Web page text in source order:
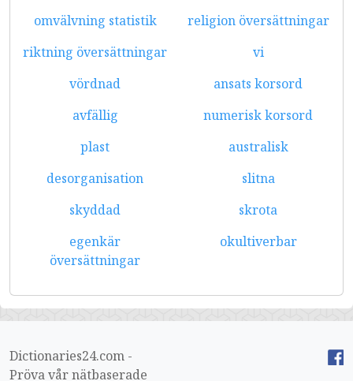
omvälvning statistik
religion översättningar
riktning översättningar
vi
vördnad
ansats korsord
avfällig
numerisk korsord
plast
australisk
desorganisation
slitna
skyddad
skrota
egenkär
översättningar
okultiverbar
Dictionaries24.com -
Pröva vår nätbaserade